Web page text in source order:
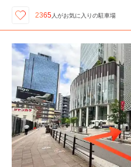
2365人がお気に入りの駐車場